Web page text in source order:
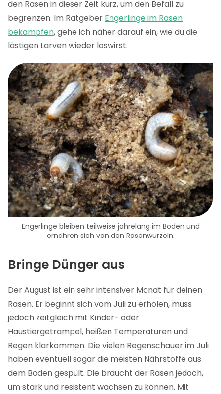
den Rasen in dieser Zeit kurz, um den Befall zu
begrenzen. Im Ratgeber Engerlinge im Rasen
bekämpfen, gehe ich näher darauf ein, wie du die
lästigen Larven wieder loswirst.
Engerlinge bleiben teilweise jahrelang im Boden und
ernähren sich von den Rasenwurzeln.
Bringe Dünger aus
Der August ist ein sehr intensiver Monat für deinen
Rasen. Er beginnt sich vom Juli zu erholen, muss
jedoch zeitgleich mit Kinder- oder
Haustiergetrampel, heißen Temperaturen und
Regen klarkommen. Die vielen Regenschauer im Juli
haben eventuell sogar die meisten Nährstoffe aus
dem Boden gespült. Die braucht der Rasen jedoch,
um stark und resistent wachsen zu können. Mit